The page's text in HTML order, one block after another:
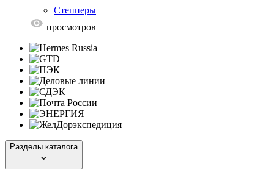
Степперы
просмотров
Разделы каталога